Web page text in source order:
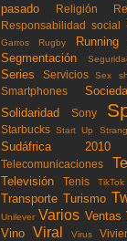
pasado
Religión
Responsabilidad social
Garros
Rugby Running
Segmentación
Series Servicios Sex
Smartphones
Solidaridad Sony
Starbucks Start Up
Sudáfrica 2010
Telecomunicaciones
Televisión Tenis TikTok
Transporte Turismo
Unilever Varios Ventas
Vino Viral Virus